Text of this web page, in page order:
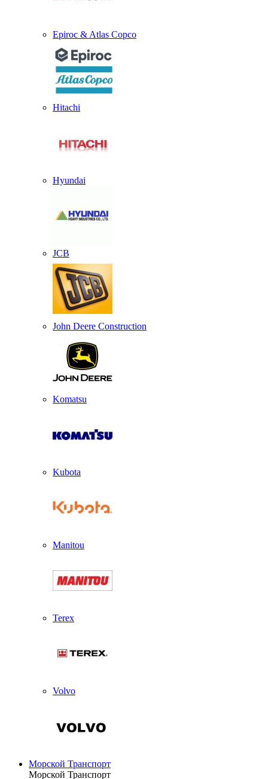
Epiroc & Atlas Copco
Hitachi
Hyundai
JCB
John Deere Construction
Komatsu
Kubota
Manitou
Terex
Volvo
Морской Транспорт
Морской Транспорт